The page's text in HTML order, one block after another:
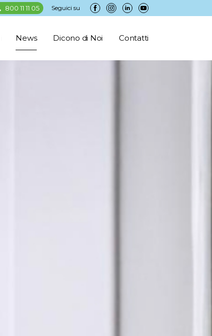
800 11 11 05 Seguici su
News Dicono di Noi Contatti